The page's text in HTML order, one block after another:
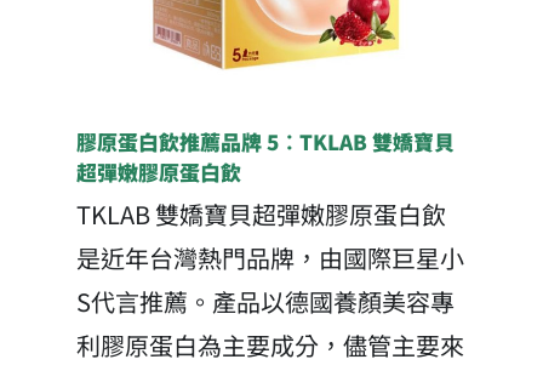
膠原蛋白飲推薦品牌 5：TKLAB 雙嬌寶貝
超彈嫩膠原蛋白飲
TKLAB 雙嬌寶貝超彈嫩膠原蛋白飲
是近年台灣熱門品牌，由國際巨星小
S代言推薦。產品以德國養顏美容專
利膠原蛋白為主要成分，儘管主要來